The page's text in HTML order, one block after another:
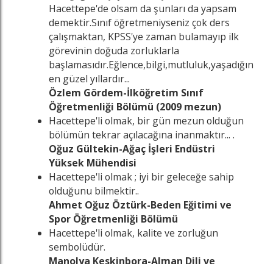
Hacettepe'de olsam da şunları da yapsam
demektir.Sınıf öğretmeniyseniz çok ders
çalışmaktan, KPSS'ye zaman bulamayıp ilk
görevinin doğuda zorluklarla
başlamasıdır.Eğlence,bilgi,mutluluk,yaşadığın
en güzel yıllardır...
Özlem Gördem-İlköğretim Sınıf
Öğretmenliği Bölümü (2009 mezun)
Hacettepe'li olmak, bir gün mezun olduğun
bölümün tekrar açılacağına inanmaktır... .
Oğuz Gültekin-Ağaç İşleri Endüstri
Yüksek Mühendisi
Hacettepe'li olmak ; iyi bir geleceğe sahip
olduğunu bilmektir..
Ahmet Oğuz Öztürk-Beden Eğitimi ve
Spor Öğretmenliği Bölümü
Hacettepe'li olmak, kalite ve zorluğun
sembolüdür.
Manolya Keskinbora-Alman Dili ve